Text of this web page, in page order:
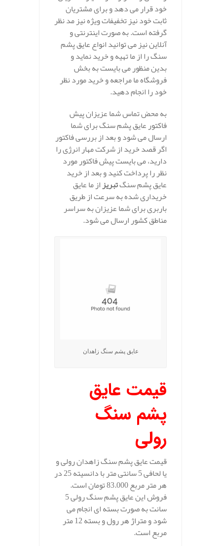
خود قرار می دهد و برای مشتریان
ثابت خود نیز تخفیفات ویژه نیز مد نظر
گرفته است. به صورت اینترنتی و
آنلاین نیز می توانید انواع عایق پشم
سنگ را از ما تهیه و خرید نماید و
بدین منظور می بایست به بخش
فروشگاه ما مراجعه و خرید مورد نظر
خود را انجام دهید.
به محض تماس شما عزیزان پیش
فاکتور عایق پشم سنگ برای شما
ارسال می شود و بعد از بررسی فاکتور
اگر قصد خرید از شرکت مهار انرژی را
دارید، می بایست پیش فاکتور مورد
نظر را پرداخت کنید و بعد از خرید
عایق پشم سنگتبریزاز ما عایق
خریداری شده به سرعت از طریق
باربری برای شما عزیزان به سراسر
مناطق کشور ارسال می شود.
عایق پشم سنگ زاهدان
قیمت عایق
پشم سنگ
رولی
قیمت عایق پشم سنگ زاهدان رولی و
یا لحافی 5 سانتی متر با دانسیته 25 در
هر متر مربع 83.000 تومان است.
فروش این عایق پشم سنگ رولی 5
سانت به صورت بسته ای انجام می
شود و متراژ هر رول و بسته 12 متر
مربع است.